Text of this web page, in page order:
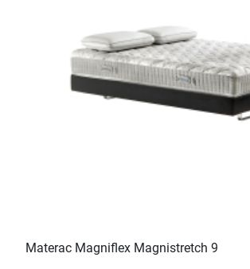
Materac Magniflex Magnistretch 9